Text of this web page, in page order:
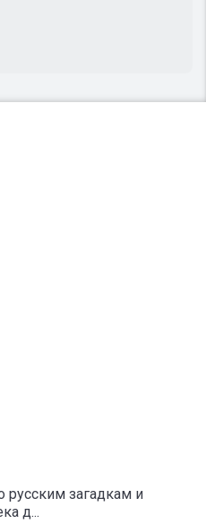
русским загадкам и
д...